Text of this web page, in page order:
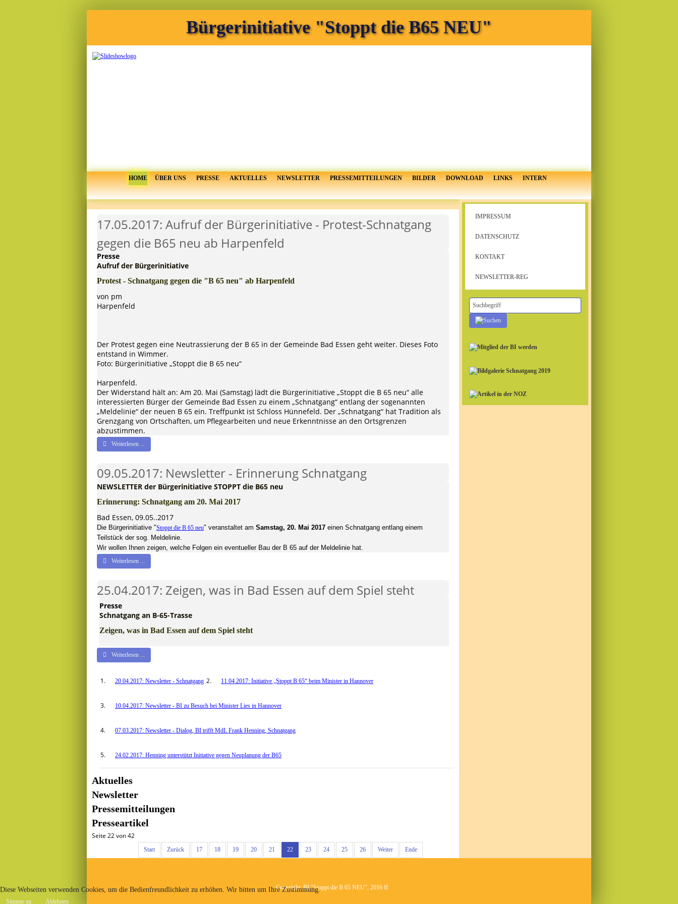
Bürgerinitiative "Stoppt die B65 NEU"
HOME ÜBER UNS PRESSE AKTUELLES NEWSLETTER PRESSEMITTEILUNGEN BILDER DOWNLOAD LINKS INTERN
17.05.2017: Aufruf der Bürgerinitiative - Protest-Schnatgang
gegen die B65 neu ab Harpenfeld
Presse
Aufruf der Bürgerinitiative
Protest - Schnatgang gegen die "B 65 neu" ab Harpenfeld
von pm
Harpenfeld
Der Protest gegen eine Neutrassierung der B 65 in der Gemeinde Bad Essen geht weiter. Dieses Foto
entstand in Wimmer.
Foto: Bürgerinitiative „Stoppt die B 65 neu“
Harpenfeld.
Der Widerstand hält an: Am 20. Mai (Samstag) lädt die Bürgerinitiative „Stoppt die B 65 neu“ alle
interessierten Bürger der Gemeinde Bad Essen zu einem „Schnatgang“ entlang der sogenannten
„Meldelinie“ der neuen B 65 ein. Treffpunkt ist Schloss Hünnefeld. Der „Schnatgang“ hat Tradition als
Grenzgang von Ortschaften, um Pflegearbeiten und neue Erkenntnisse an den Ortsgrenzen
abzustimmen.
Weiterlesen ...
09.05.2017: Newsletter - Erinnerung Schnatgang
NEWSLETTER der Bürgerinitiative STOPPT die B65 neu
Erinnerung: Schnatgang am 20. Mai 2017
Bad Essen, 09.05..2017
Die Bürgerinitiative "Stoppt die B 65 neu" veranstaltet am Samstag, 20. Mai 2017 einen Schnatgang entlang einem
Teilstück der sog. Meldelinie.
Wir wollen Ihnen zeigen, welche Folgen ein eventueller Bau der B 65 auf der Meldelinie hat.
Weiterlesen ...
25.04.2017: Zeigen, was in Bad Essen auf dem Spiel steht
Presse
Schnatgang an B-65-Trasse
Zeigen, was in Bad Essen auf dem Spiel steht
Weiterlesen ...
20.04.2017: Newsletter - Schnatgang 11.04.2017: Initiative „Stoppt B 65“ beim Minister in Hannover
10.04.2017: Newsletter - BI zu Besuch bei Minister Lies in Hannover
07.03.2017: Newsletter - Dialog, BI trifft MdL Frank Henning, Schnatgang
24.02.2017: Henning unterstützt Initiative gegen Neuplanung der B65
Aktuelles
Newsletter
Pressemitteilungen
Presseartikel
Seite 22 von 42
Start Zurück 17 18 19 20 21 22 23 24 25 26 Weiter Ende
IMPRESSUM
DATENSCHUTZ
KONTAKT
NEWSLETTER-REG
Copyright: BI "Stoppt die B 65 NEU", 2016 ff
Diese Webseiten verwenden Cookies, um die Bedienfreundlichkeit zu erhöhen. Wir bitten um Ihre Zustimmung.
Stimme zu Ablehnen